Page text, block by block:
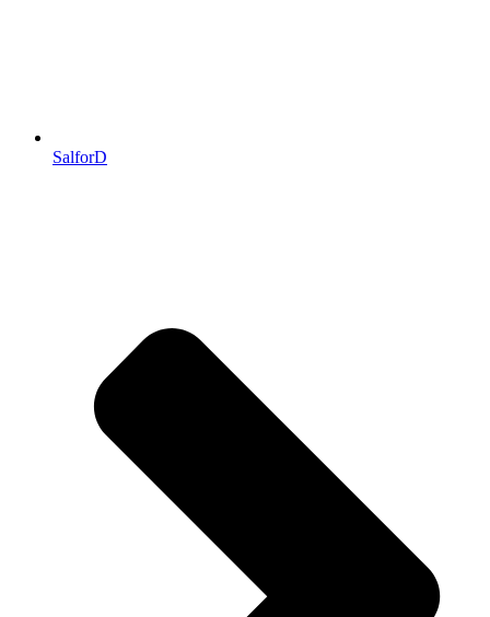
SalforD